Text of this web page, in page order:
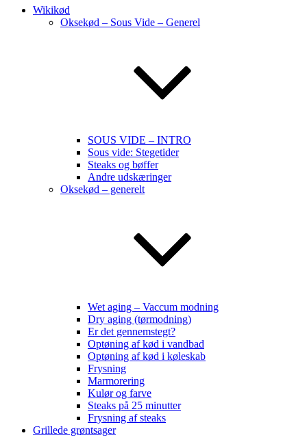
Wikikød
Oksekød – Sous Vide – Generel
SOUS VIDE – INTRO
Sous vide: Stegetider
Steaks og bøffer
Andre udskæringer
Oksekød – generelt
Wet aging – Vaccum modning
Dry aging (tørmodning)
Er det gennemstegt?
Optøning af kød i vandbad
Optøning af kød i køleskab
Frysning
Marmorering
Kulør og farve
Steaks på 25 minutter
Frysning af steaks
Grillede grøntsager